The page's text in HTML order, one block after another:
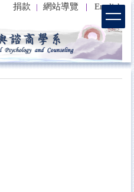
捐款 網站導覽 | English